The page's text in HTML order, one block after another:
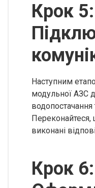
Крок 5:
Наступним
модульної АЗС
водопостачання
Переконайтеся,
виконані
Крок 6: